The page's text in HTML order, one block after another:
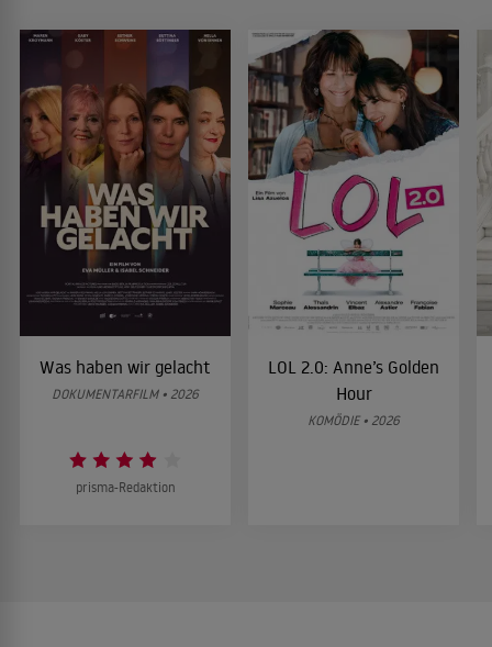
Was haben wir gelacht
DOKUMENTARFILM • 2026
prisma-Redaktion
LOL 2.0: Anne’s Golden
Hour
KOMÖDIE • 2026